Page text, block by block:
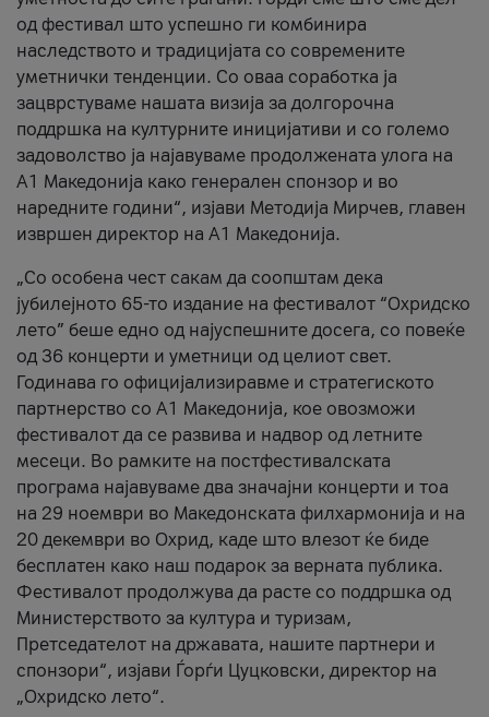
од фестивал што успешно ги комбинира
наследството и традицијата со современите
уметнички тенденции. Со оваа соработка ја
зацврстуваме нашата визија за долгорочна
поддршка на културните иницијативи и со големо
задоволство ја најавуваме продолжената улога на
A1 Македонија како генерален спонзор и во
наредните години“, изјави Методија Мирчев, главен
извршен директор на A1 Македонија.
„Со особена чест сакам да соопштам дека
јубилејното 65-то издание на фестивалот “Охридско
лето” беше едно од најуспешните досега, со повеќе
од 36 концерти и уметници од целиот свет.
Годинава го официјализиравме и стратегиското
партнерство со А1 Македонија, кое овозможи
фестивалот да се развива и надвор од летните
месеци. Во рамките на постфестивалската
програма најавуваме два значајни концерти и тоа
на 29 ноември во Македонската филхармонија и на
20 декември во Охрид, каде што влезот ќе биде
бесплатен како наш подарок за верната публика.
Фестивалот продолжува да расте со поддршка од
Министерството за култура и туризам,
Претседателот на државата, нашите партнери и
спонзори“, изјави Ѓорѓи Цуцковски, директор на
„Охридско лето“.